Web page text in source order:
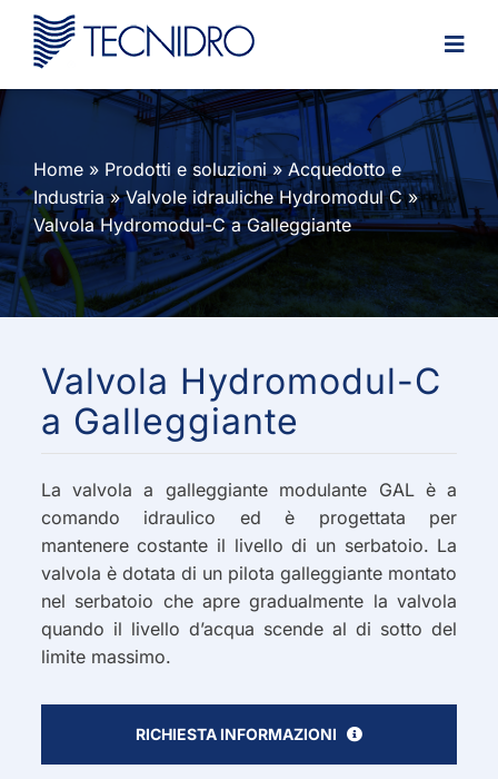
Skip
content
Home » Prodotti e soluzioni»Acquedotto e
Industria»Valvole idrauliche Hydromodul C»
Valvola Hydromodul-C a Galleggiante
Valvola Hydromodul-C
a Galleggiante
La valvola a galleggiante modulante GAL è a
comando idraulico ed è progettata per
mantenere costante il livello di un serbatoio. La
valvola è dotata di un pilota galleggiante montato
nel serbatoio che apre gradualmente la valvola
quando il livello d’acqua scende al di sotto del
limite massimo.
RICHIESTA INFORMAZIONI